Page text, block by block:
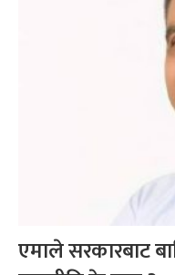
एमाले सरकारबाट